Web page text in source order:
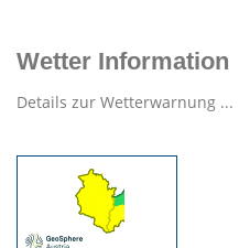
Wetter Information
Details zur Wetterwarnung ...